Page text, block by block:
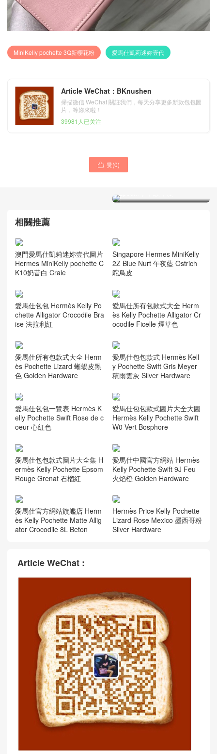
MiniKelly pochette 3Q新櫻花粉 愛馬仕凱莉迷妳壹代
Article WeChat：BKnushen
掃描微信 WeChat 關註我們，每天分享更多新款包包圖
片，等妳來啦！
39981人已关注
 赞(0)
Hermes MiniKelly 3Q新櫻花
粉 新粉色 Rose Sakura
Hermes MiniKelly pochette
P3北方藍Blue de nord
相關推薦
澳門愛馬仕凱莉迷妳壹代圖片
Hermes MiniKelly pochette C
K10奶昔白 Craie
Singapore Hermes MiniKelly
2Z Blue Nurt 午夜藍 Ostrich
鴕鳥皮
愛馬仕包包 Hermès Kelly Po
chette Alligator Crocodile Bra
ise 法拉利紅
愛馬仕所有包款式大全 Herm
ès Kelly Pochette Alligator Cr
ocodile Ficelle 煙草色
愛馬仕所有包款式大全 Herm
ès Pochette Lizard 蜥蜴皮黑
色 Golden Hardware
愛馬仕包包款式 Hermès Kell
y Pochette Swift Gris Meyer
積雨雲灰 Silver Hardware
愛馬仕包包一覽表 Hermès K
elly Pochette Swift Rose de c
oeur 心紅色
愛馬仕包包款式圖片大全大圖
Hermès Kelly Pochette Swift
W0 Vert Bosphore
ermès Kelly Pochette Epsom
Rouge Grenat 石榴紅
愛馬仕官方網站旗艦店 Herm
ès Kelly Pochette Matte Allig
ator Crocodile 8L Beton
Hermès Price Kelly Pochette
Lizard Rose Mexico 墨西哥粉
Silver Hardware
Article WeChat :